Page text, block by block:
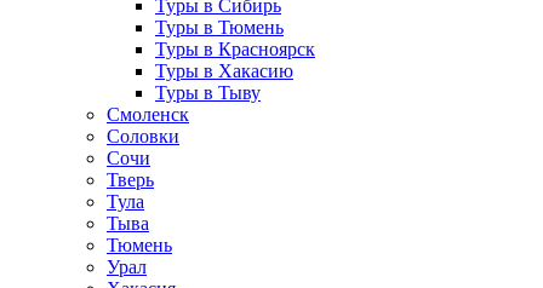
Туры в Сибирь
Туры в Тюмень
Туры в Красноярск
Туры в Хакасию
Туры в Тыву
Смоленск
Соловки
Сочи
Тверь
Тула
Тыва
Тюмень
Урал